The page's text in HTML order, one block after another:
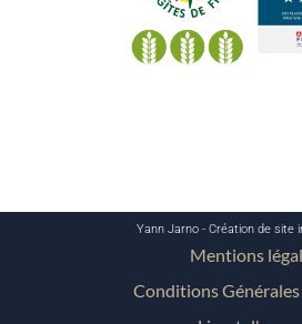
Mentions
Conditions
Yann Jarno - Création de site